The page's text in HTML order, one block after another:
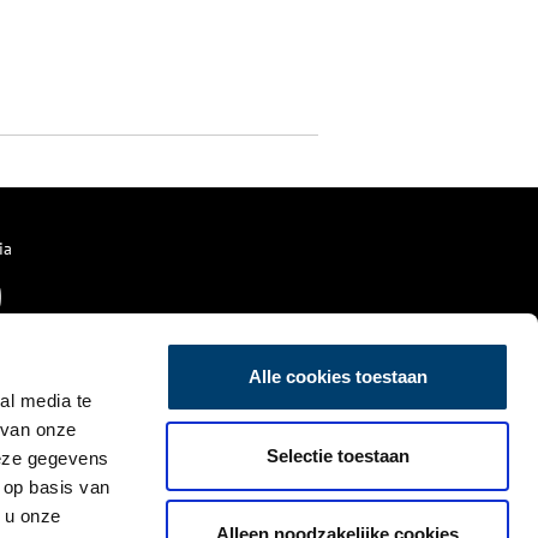
media te
onze
gegevens
basis van
onze
Alle cookies toestaan
Selectie toestaan
Alleen noodzakelijke cookies